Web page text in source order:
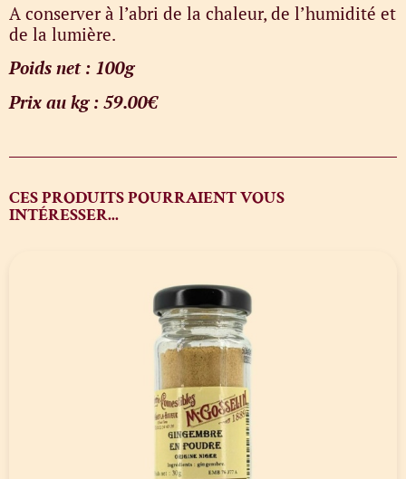
A conserver à l’abri de la chaleur, de l’humidité et
de la lumière.
Poids net : 100g
Prix au kg : 59.00€
CES PRODUITS POURRAIENT VOUS
INTÉRESSER...